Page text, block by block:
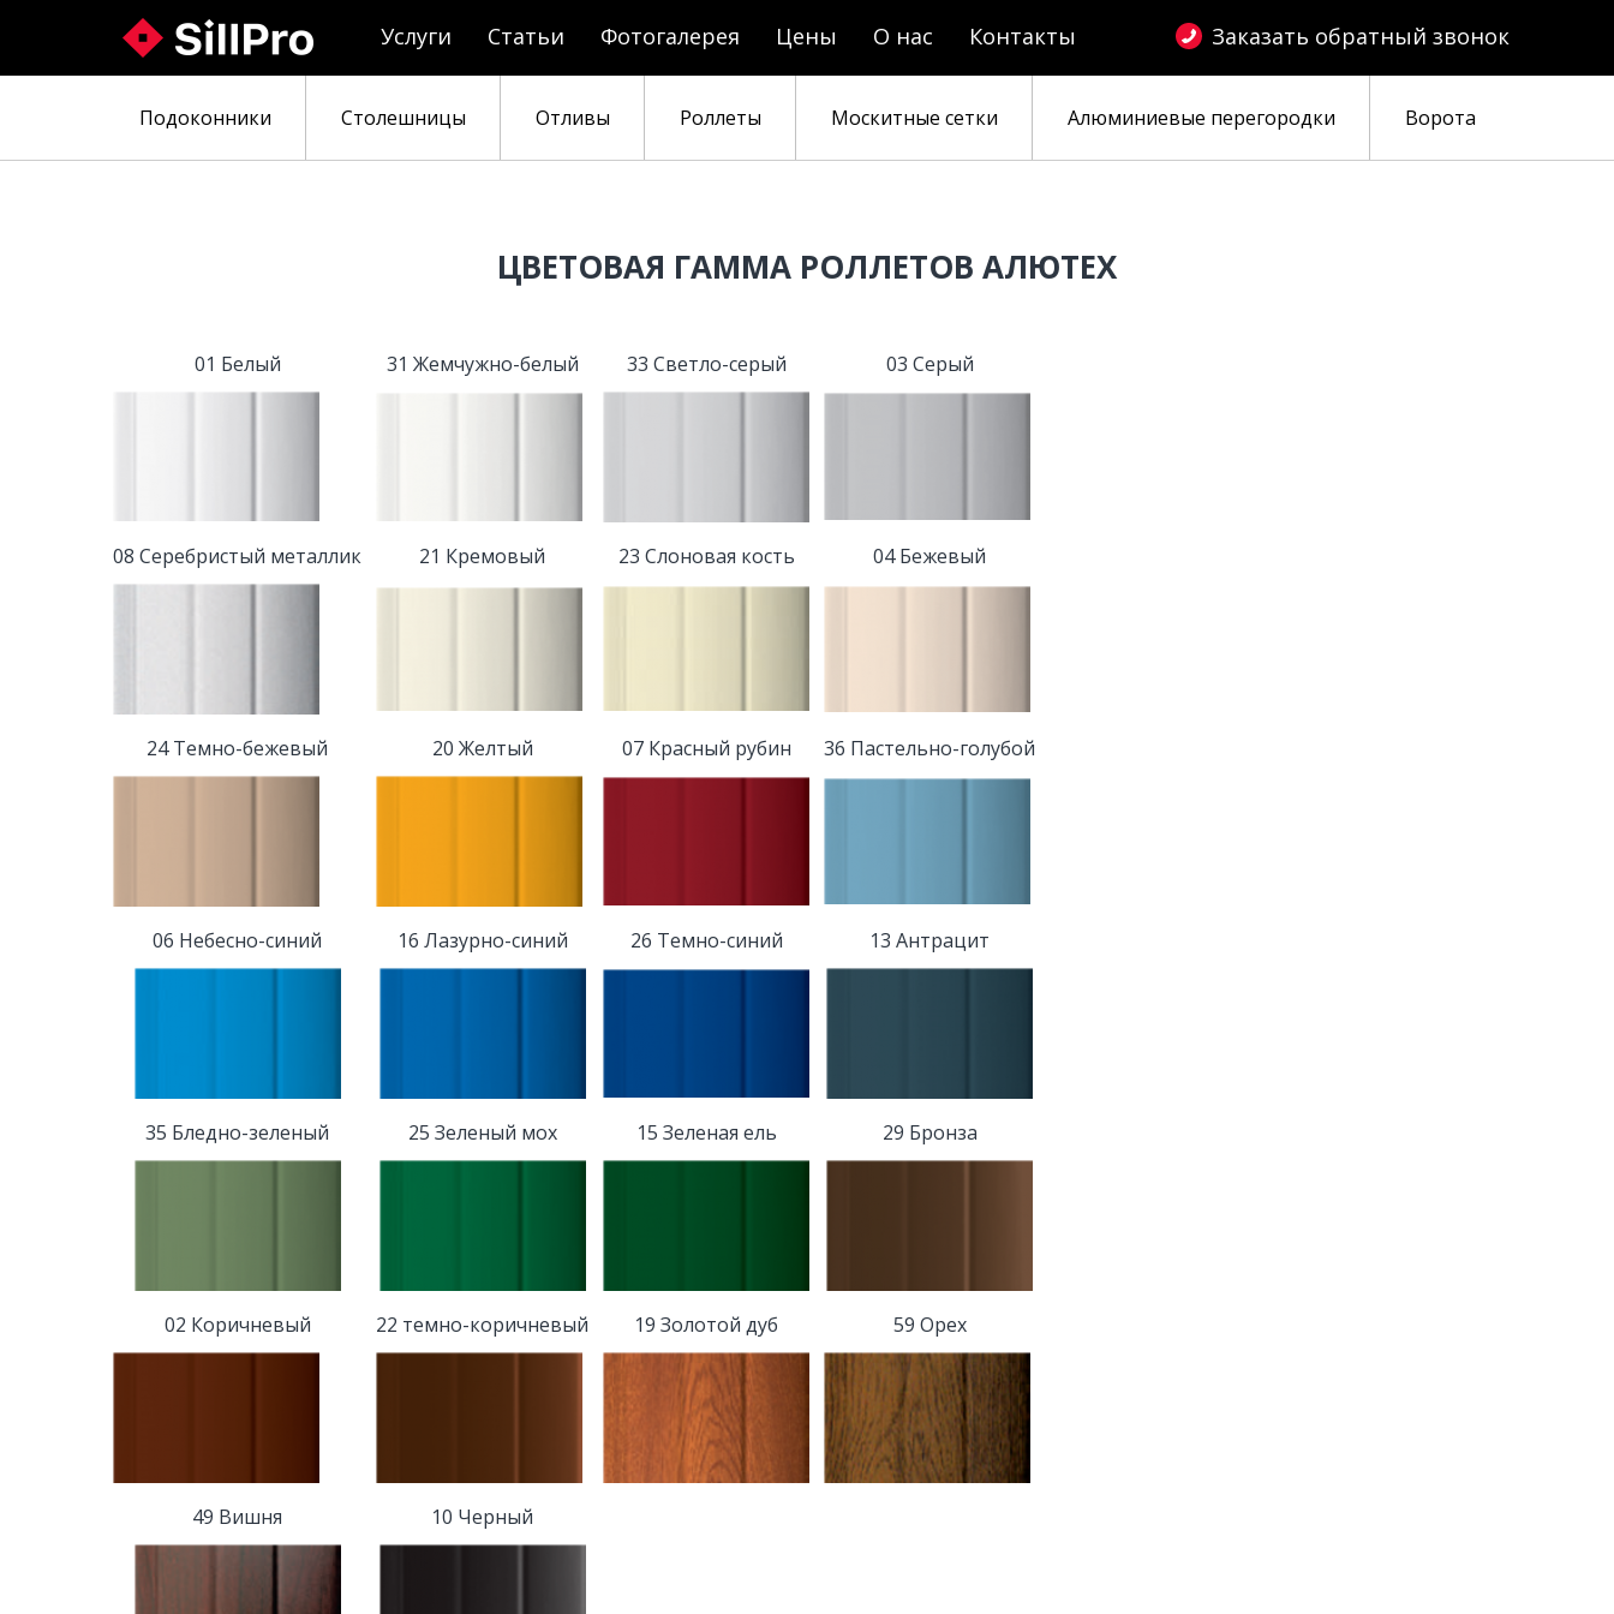
Услуги Статьи Фотогалерея Цены О нас Контакты Заказать обратный звонок
Подоконники Столешницы Отливы Роллеты Москитные сетки Алюминиевые перегородки Ворота
ЦВЕТОВАЯ ГАММА РОЛЛЕТОВ АЛЮТЕХ
01 Белый 31 Жемчужно-белый 33 Светло-серый 03 Серый
08 Серебристый металлик 21 Кремовый 23 Слоновая кость 04 Бежевый
24 Темно-бежевый 20 Желтый 07 Красный рубин 36 Пастельно-голубой
06 Небесно-синий 16 Лазурно-синий 26 Темно-синий 13 Антрацит
35 Бледно-зеленый 25 Зеленый мох 15 Зеленая ель 29 Бронза
02 Коричневый 22 темно-коричневый 19 Золотой дуб 59 Орех
49 Вишня 10 Черный